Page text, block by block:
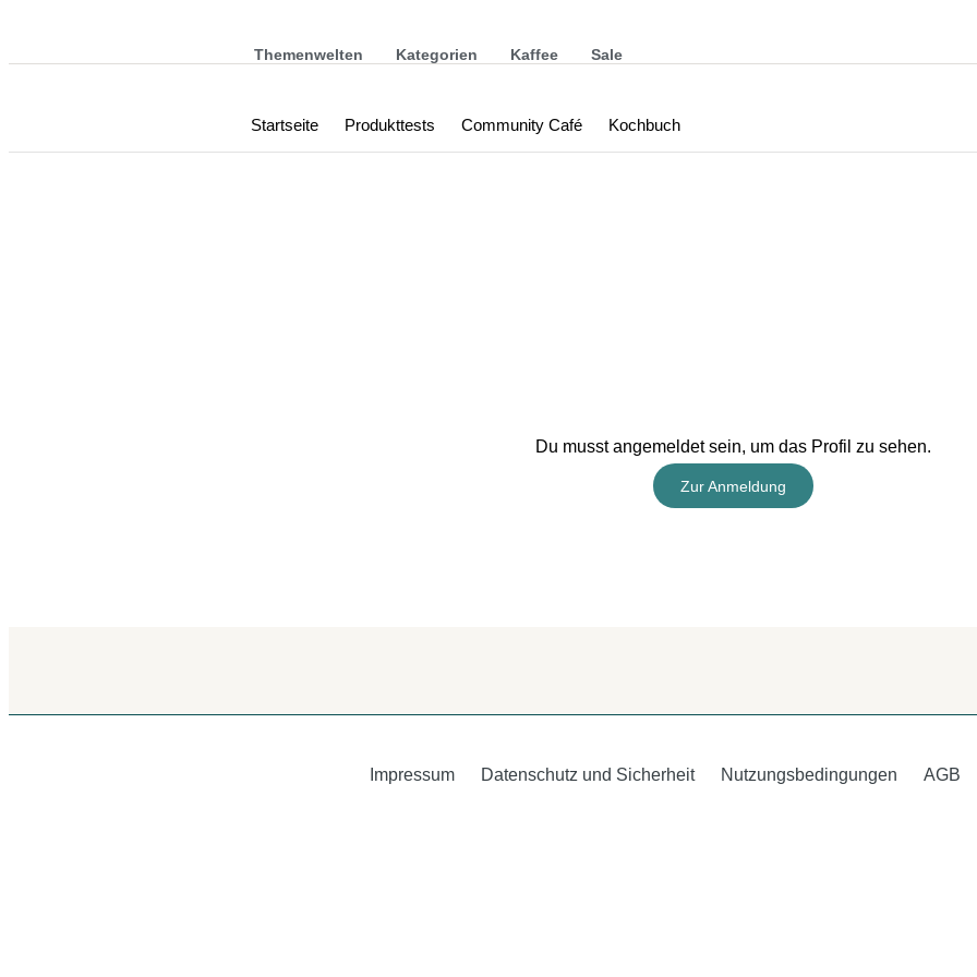
Themenwelten Kategorien Kaffee Sale
Startseite Produkttests Community Café Kochbuch
Du musst angemeldet sein, um das Profil zu sehen.
Zur Anmeldung
Impressum Datenschutz und Sicherheit Nutzungsbedingungen AGB